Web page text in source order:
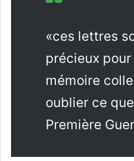
«ces lettres
précieux
mémoire
oublier ce
Première